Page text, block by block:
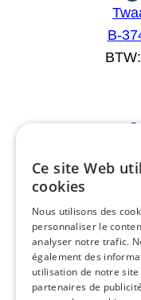
B-
Ce site Web
cookies
Nous utilisons des
personnaliser le
analyser notre trafic.
également des
utilisation de notre site
partenaires de